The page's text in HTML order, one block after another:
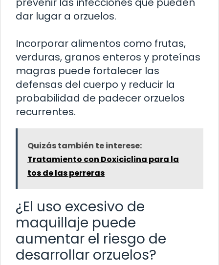
dar lugar a orzuelos.
Incorporar alimentos como frutas,
verduras, granos enteros y proteínas
magras puede fortalecer las
defensas del cuerpo y reducir la
probabilidad de padecer orzuelos
recurrentes.
Quizás también te interese:
Tratamiento con Doxiciclina para la
tos de las perreras
¿El uso excesivo de
maquillaje puede
aumentar el riesgo de
desarrollar orzuelos?